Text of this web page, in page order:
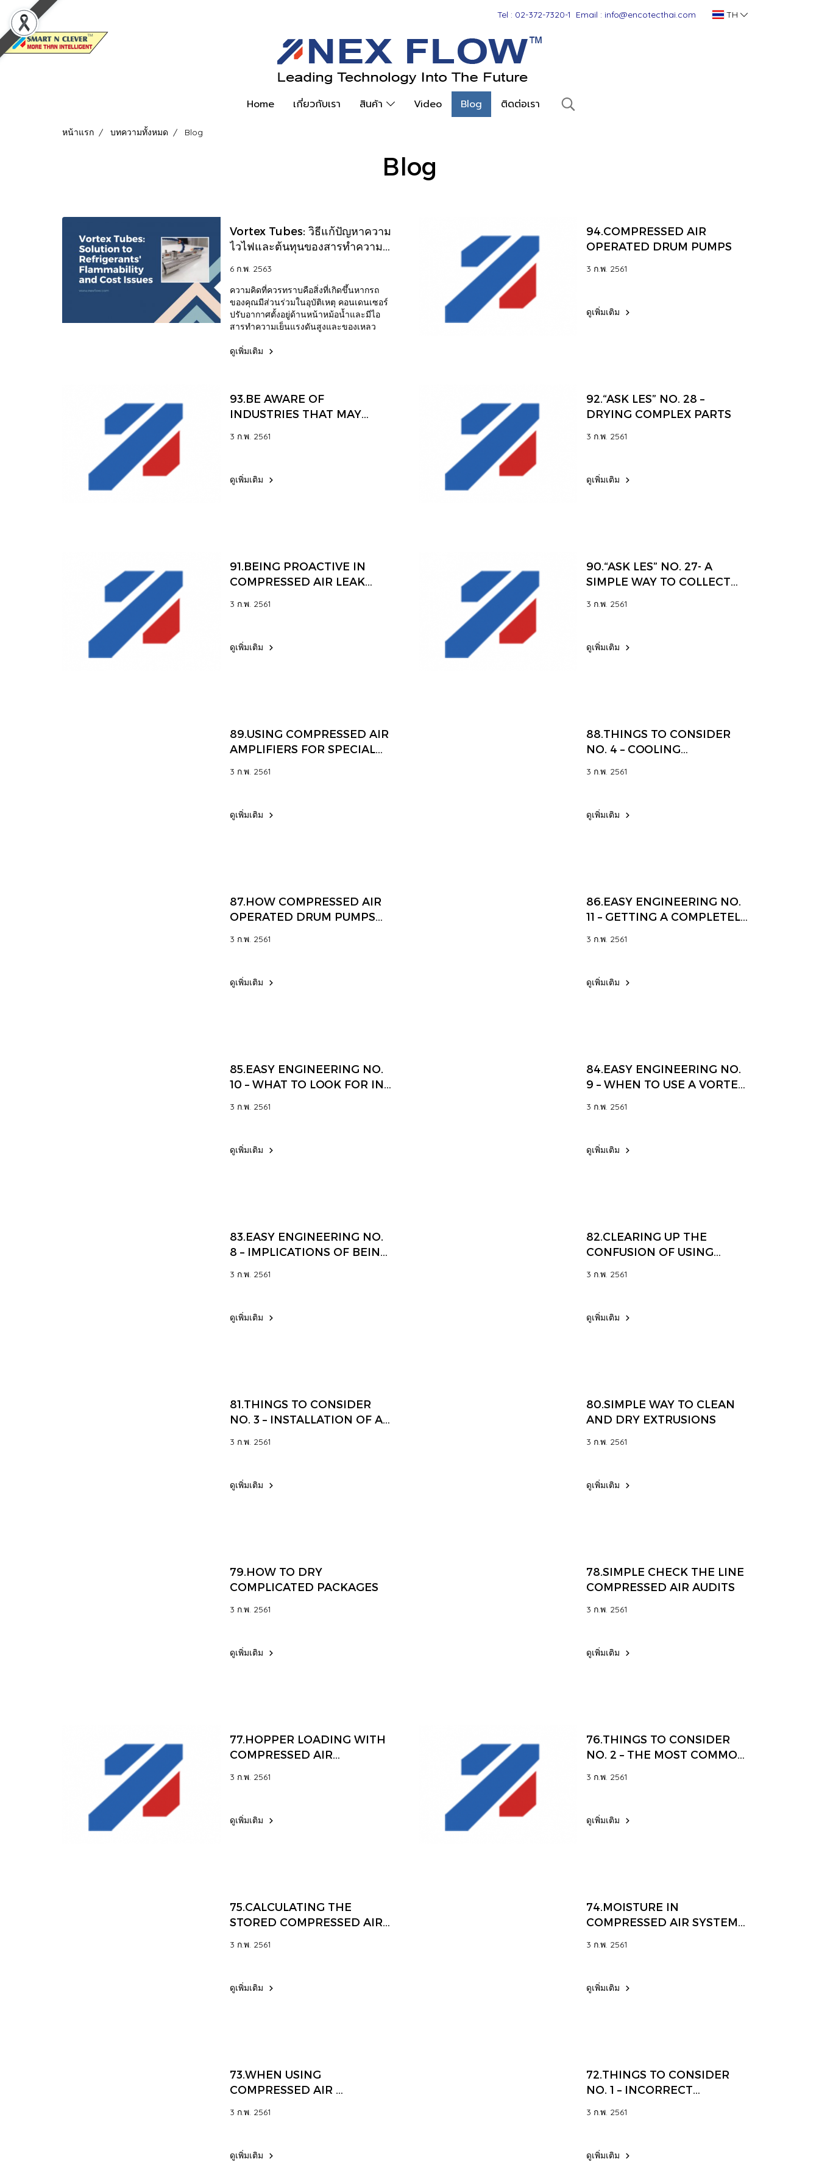
Tel : 02-372-7320-1 Email : info@encotecthai.com TH
Home เกี่ยวกับเรา สินค้า Video Blog ติดต่อเรา
หน้าแรก บทความทั้งหมด Blog
Blog
Vortex Tubes: วิธีแก้ปัญหาความ
ไวไฟและต้นทุนของสารทำความ
6 ก.พ. 2563
ความคิดที่ควรทราบคือสิ่งที่เกิดขึ้นหากรถ
ของคุณมีส่วนร่วมในอุบัติเหตุ คอนเดนเซอร์
ปรับอากาศตั้งอยู่ด้านหน้าหม้อน้ำและมีไอ
สารทำความเย็นแรงดันสูงและของเหลว
(ซึ่งมักจะเป็น) ไอระเหยที่ติดไฟได้แรงดันสูง
เกิดอุบัติเหตุ ทางออกหนึ่งที่เป็นไปได้สำหรับ
ปัญหาการติดไฟ HFC-152a (หรือสาร
เซ็นเซอร์ตรวจจับการรั่วไหลภายในรถยนต์ที่
อัตโนมัติ / เสี่ยงต่อการระเบิด) อีกวิธีหนึ่งคือ
การออกแบบระบบปรับอากาศเพื่อให้ใช้ "ลู
หน่วย HVAC ภายในรถยนต์ รายงานล่าสุด
จากสหรัฐอเมริกา EPA กล่าวว่าวิธีการนี้ตรง
ประหยัดพลังงาน แต่มันไม่ได้ลดความเสี่ยง
มันด้วยตัวเองในขณะที่ชาร์จหรือให้บริการ
ระบบปรับอากาศ
ดูเพิ่มเติม
94.COMPRESSED AIR
OPERATED DRUM PUMPS
3 ก.พ. 2561
ดูเพิ่มเติม
93.BE AWARE OF
INDUSTRIES THAT MAY
3 ก.พ. 2561
ดูเพิ่มเติม
92.“ASK LES” NO. 28 –
DRYING COMPLEX PARTS
3 ก.พ. 2561
ดูเพิ่มเติม
91.BEING PROACTIVE IN
COMPRESSED AIR LEAK
3 ก.พ. 2561
ดูเพิ่มเติม
90.“ASK LES” NO. 27- A
SIMPLE WAY TO COLLECT
3 ก.พ. 2561
ดูเพิ่มเติม
89.USING COMPRESSED AIR
AMPLIFIERS FOR SPECIAL
3 ก.พ. 2561
ดูเพิ่มเติม
88.THINGS TO CONSIDER
NO. 4 – COOLING
3 ก.พ. 2561
ดูเพิ่มเติม
87.HOW COMPRESSED AIR
OPERATED DRUM PUMPS
3 ก.พ. 2561
ดูเพิ่มเติม
86.EASY ENGINEERING NO.
11 – GETTING A COMPLETELY
3 ก.พ. 2561
ดูเพิ่มเติม
85.EASY ENGINEERING NO.
10 – WHAT TO LOOK FOR IN
3 ก.พ. 2561
ดูเพิ่มเติม
84.EASY ENGINEERING NO.
9 – WHEN TO USE A VORTEX
3 ก.พ. 2561
ดูเพิ่มเติม
83.EASY ENGINEERING NO.
8 – IMPLICATIONS OF BEING
3 ก.พ. 2561
ดูเพิ่มเติม
82.CLEARING UP THE
CONFUSION OF USING
PARTS.
3 ก.พ. 2561
ดูเพิ่มเติม
81.THINGS TO CONSIDER
NO. 3 – INSTALLATION OF A
3 ก.พ. 2561
ดูเพิ่มเติม
80.SIMPLE WAY TO CLEAN
AND DRY EXTRUSIONS
3 ก.พ. 2561
ดูเพิ่มเติม
79.HOW TO DRY
COMPLICATED PACKAGES
3 ก.พ. 2561
ดูเพิ่มเติม
78.SIMPLE CHECK THE LINE
COMPRESSED AIR AUDITS
3 ก.พ. 2561
ดูเพิ่มเติม
77.HOPPER LOADING WITH
COMPRESSED AIR
3 ก.พ. 2561
ดูเพิ่มเติม
76.THINGS TO CONSIDER
NO. 2 – THE MOST COMMON
INSTALLATION
3 ก.พ. 2561
ดูเพิ่มเติม
75.CALCULATING THE
STORED COMPRESSED AIR
3 ก.พ. 2561
ดูเพิ่มเติม
74.MOISTURE IN
COMPRESSED AIR SYSTEMS
FILTRATION.
3 ก.พ. 2561
ดูเพิ่มเติม
73.WHEN USING
COMPRESSED AIR …
3 ก.พ. 2561
ดูเพิ่มเติม
72.THINGS TO CONSIDER
NO. 1 – INCORRECT
3 ก.พ. 2561
ดูเพิ่มเติม